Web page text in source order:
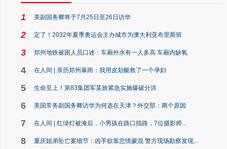
1 美副国务卿将于7月25日至26日访华
2 定了！2032年夏季奥运会主办城市为澳大利亚布里斯班
3 郑州地铁被困人员口述：车厢外水有一人多高 车厢内缺氧
4 在人间 | 亲历郑州暴雨：我用皮划艇救了一个孕妇
5 生命至上！第83集团军某旅紧急实施爆破分洪
6 美国常务副国务卿访华为何选在天津？外交部：两个原因
7 在人间 | 红绿灯被淹后，小男孩在路口指路，7位摄影师...
8 重庆姐弟坠亡案细节：凶手欲靠悲情蒙混 警方现场勘察发现...